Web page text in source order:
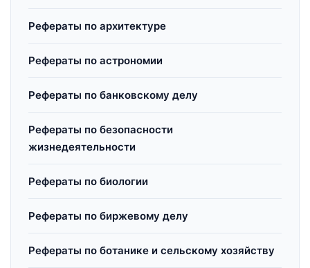
Рефераты по архитектуре
Рефераты по астрономии
Рефераты по банковскому делу
Рефераты по безопасности
жизнедеятельности
Рефераты по биологии
Рефераты по биржевому делу
Рефераты по ботанике и сельскому хозяйству